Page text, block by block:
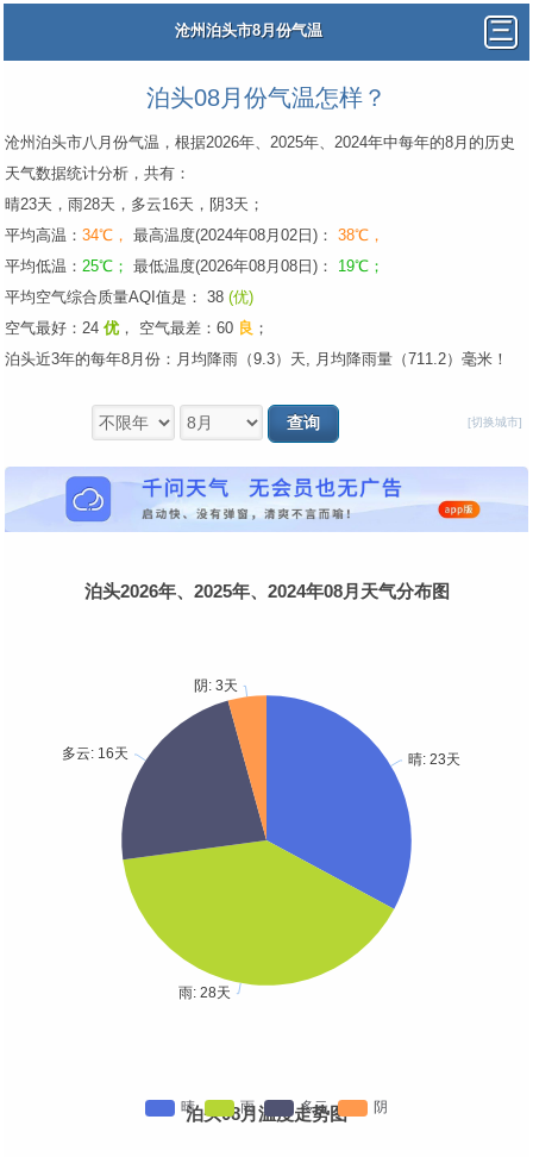
沧州泊头市8月份气温
泊头08月份气温怎样？
沧州泊头市八月份气温，根据2026年、2025年、2024年中每年的8月的历史
天气数据统计分析，共有：
晴23天，雨28天，多云16天，阴3天；
平均高温： 34℃， 最高温度(2024年08月02日)： 38℃，
平均低温： 25℃； 最低温度(2026年08月08日)： 19℃；
平均空气综合质量AQI值是： 38 (优)
空气最好：24 优 ， 空气最差：60 良 ；
泊头近3年的每年8月份：月均降雨（9.3）天, 月均降雨量（711.2）毫米！
[切换城市]
泊头2026年、2025年、2024年08月天气分布图
泊头08月温度走势图